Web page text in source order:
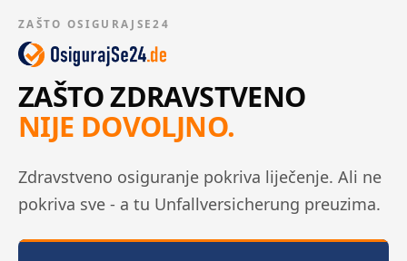
ZAŠTO OSIGURAJSE24
ZAŠTO ZDRAVSTVENO
NIJE DOVOLJNO.
Zdravstveno osiguranje pokriva liječenje. Ali ne
pokriva sve - a tu Unfallversicherung preuzima.